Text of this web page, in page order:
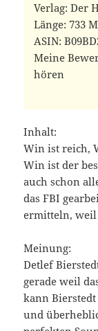
Verlag: Der
Länge: 733
ASIN:
Meine
hören
Inhalt:
Win ist reich,
Win ist der
auch schon
das FBI
ermitteln, weil
Meinung:
Detlef
gerade weil
kann
und